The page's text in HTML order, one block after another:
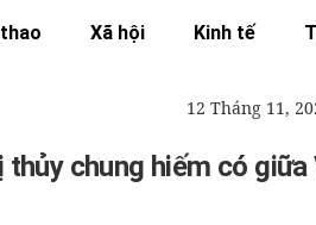
Xã hội Kinh tế
12 Tháng 11,
chung hiếm có giữa